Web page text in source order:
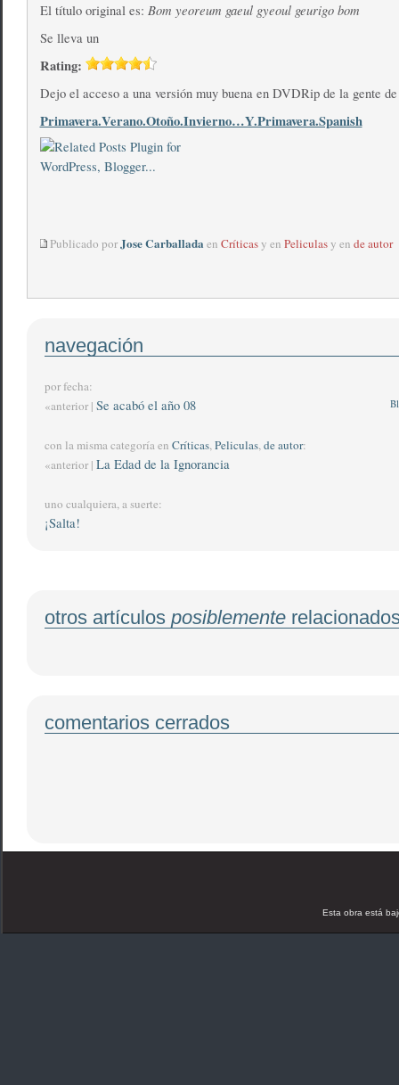
El título original es: Bom yeoreum gaeul gyeoul geurigo bom
Se lleva un
Rating:
Dejo el acceso a una versión muy buena en DVDRip de la gente
Primavera.Verano.Otoño.Invierno…Y.Primavera.Spanish
Publicado porJose Carballadaen Críticasy en Peliculasy en de autor
navegación
por fecha:
«anterior | Se acabó el año 08
con la misma categoría en Críticas,Peliculas,de autor:
«anterior | La Edad de la Ignorancia
uno cualquiera, a suerte:
¡Salta!
otros artículos posiblemente
comentarios cerrados
Esta obra está